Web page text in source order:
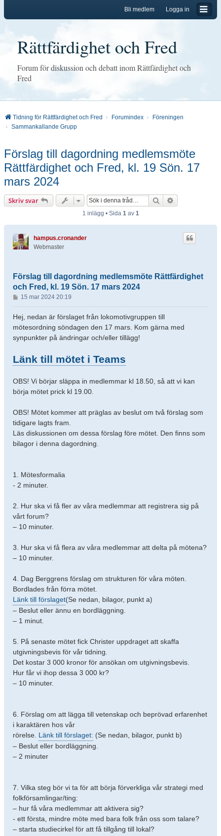
Logga in
Bli medlem
Rättfärdighet och Fred
Forum för diskussion och debatt inom Rättfärdighet och
Fred
Tidning för Rättfärdighet och Fred Forumindex
Föreningen
Sammankallande Grupp
Förslag till dagordning medlemsmöte
Rättfärdighet och Fred, kl. 19 Sön. 17
mars 2024
Skriv svar Sök
1 inlägg • Sida 1av 1
hampus.cronander
Webmaster
Förslag till dagordning medlemsmöte Rättfärdighet
och Fred, kl. 19 Sön. 17 mars 2024
n
l
ä
g
15 mar 2024 20:19
Hej, nedan är förslaget från lokomotivgruppen till
mötesordning söndagen den 17 mars. Kom gärna med
synpunkter på ändringar och/eller tillägg!
Länk till mötet i Teams
OBS! Vi börjar släppa in medlemmar kl 18.50, så att vi kan
börja mötet prick kl 19.00.
OBS! Mötet kommer att präglas av beslut om två förslag som
tidigare lagts fram.
Läs diskussionen om dessa förslag före mötet. Den finns som
bilagor i denna dagordning.
1. Mötesformalia
- 2 minuter.
2. Hur ska vi få fler av våra medlemmar att registrera sig på
vårt forum?
– 10 minuter.
3. Hur ska vi få flera av våra medlemmar att delta på mötena?
– 10 minuter.
4. Dag Berggrens förslag om strukturen för våra möten.
Bordlades från förra mötet.
Länk till förslaget(Se nedan, bilagor, punkt a)
– Beslut eller ännu en bordläggning.
– 1 minut.
5. På senaste mötet fick Christer uppdraget att skaffa
utgivningsbevis för vår tidning.
Det kostar 3 000 kronor för ansökan om utgivningsbevis.
Hur får vi ihop dessa 3 000 kr?
– 10 minuter.
6. Förslag om att lägga till vetenskap och beprövad erfarenhet
i karaktären hos vår
rörelse. Länk till förslaget: (Se nedan, bilagor, punkt b)
– Beslut eller bordläggning.
– 2 minuter
7. Vilka steg bör vi ta för att börja förverkliga vår strategi med
folkförsamlingar/ting:
– hur få våra medlemmar att aktivera sig?
- ett första, mindre möte med bara folk från oss som talare?
– starta studiecirkel för att få tillgång till lokal?